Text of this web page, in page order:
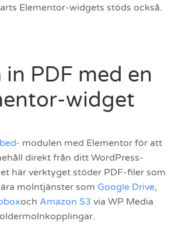
Elementor-widgets stöds också.
in PDF med en
widget
modulen med Elementor för att
direkt från ditt WordPress-
här verktyget stöder PDF-filer som
molntjänster som Google Drive,
och Amazon S3 via WP Media